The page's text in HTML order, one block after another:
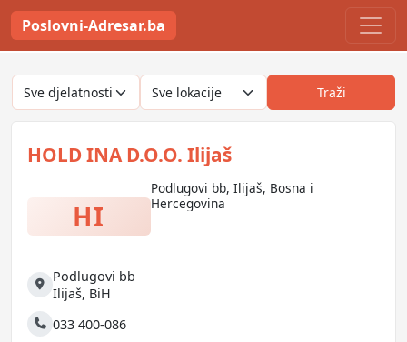
Poslovni-Adresar.ba
Traži
HOLD INA D.O.O. Ilijaš
HI
Podlugovi bb, Ilijaš, Bosna i
Hercegovina
Adresa
Podlugovi bb
Ilijaš, BiH
Telefon033 400-086